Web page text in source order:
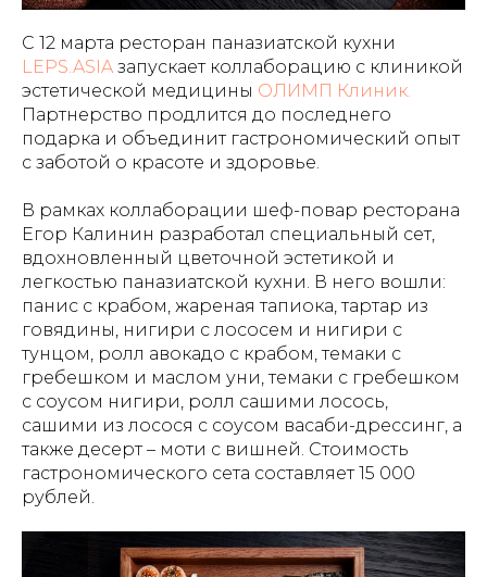
С 12 марта ресторан паназиатской кухни
LEPS.ASIA запускает коллаборацию с клиникой
эстетической медицины ОЛИМП Клиник.
Партнерство продлится до последнего
подарка и объединит гастрономический опыт
с заботой о красоте и здоровье.
В рамках коллаборации шеф-повар ресторана
Егор Калинин разработал специальный сет,
вдохновленный цветочной эстетикой и
легкостью паназиатской кухни. В него вошли:
панис с крабом, жареная тапиока, тартар из
говядины, нигири с лососем и нигири с
тунцом, ролл авокадо с крабом, темаки с
гребешком и маслом уни, темаки с гребешком
с соусом нигири, ролл сашими лосось,
сашими из лосося с соусом васаби-дрессинг, а
также десерт – моти с вишней. Стоимость
гастрономического сета составляет 15 000
рублей.